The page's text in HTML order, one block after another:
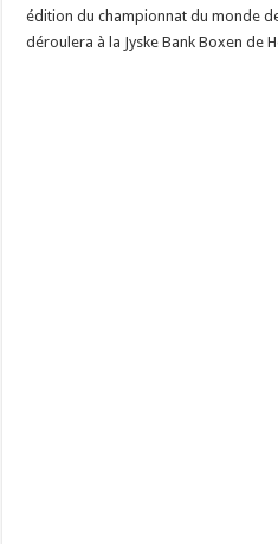
édition du championnat du monde
déroulera à la Jyske Bank Boxen de